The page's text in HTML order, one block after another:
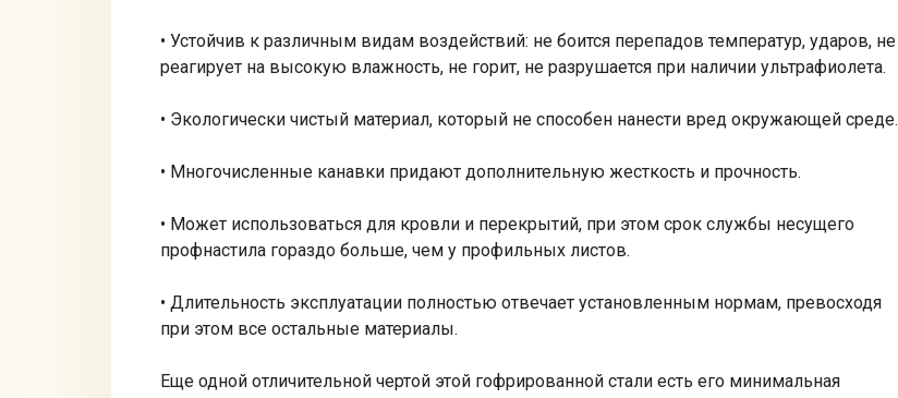
• Устойчив к различным видам воздействий: не боится перепадов температур, ударов, не
реагирует на высокую влажность, не горит, не разрушается при наличии ультрафиолета.
• Экологически чистый материал, который не способен нанести вред окружающей среде.
• Многочисленные канавки придают дополнительную жесткость и прочность.
• Может использоваться для кровли и перекрытий, при этом срок службы несущего
профнастила гораздо больше, чем у профильных листов.
• Длительность эксплуатации полностью отвечает установленным нормам, превосходя
при этом все остальные материалы.
Еще одной отличительной чертой этой гофрированной стали есть его минимальная